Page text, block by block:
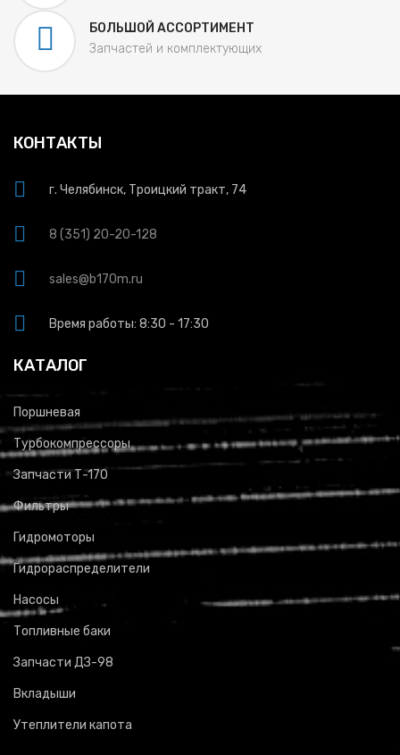
БОЛЬШОЙ АССОРТИМЕНТ
Запчастей и комплектующих
КОНТАКТЫ
г. Челябинск, Троицкий тракт, 74
8 (351) 20-20-128
sales@b170m.ru
Время работы: 8:30 - 17:30
КАТАЛОГ
Поршневая
Турбокомпрессоры
Запчасти Т-170
Фильтры
Гидромоторы
Гидрораспределители
Насосы
Топливные баки
Запчасти ДЗ-98
Вкладыши
Утеплители капота